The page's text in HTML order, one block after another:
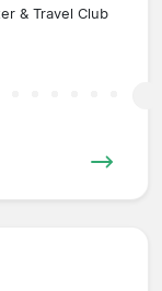
& Travel Club